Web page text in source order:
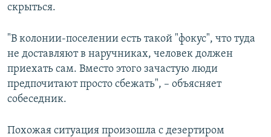
скрыться.
"В колонии-поселении есть такой "фокус", что туда
не доставляют в наручниках, человек должен
приехать сам. Вместо этого зачастую люди
предпочитают просто сбежать", – объясняет
собеседник.
Похожая ситуация произошла с дезертиром